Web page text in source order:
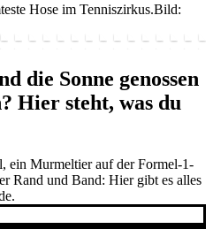
Hose im Tenniszirkus.Bild:
die Sonne genossen
Hier steht, was du
ein Murmeltier auf der Formel-1-
Rand und Band: Hier gibt es alles